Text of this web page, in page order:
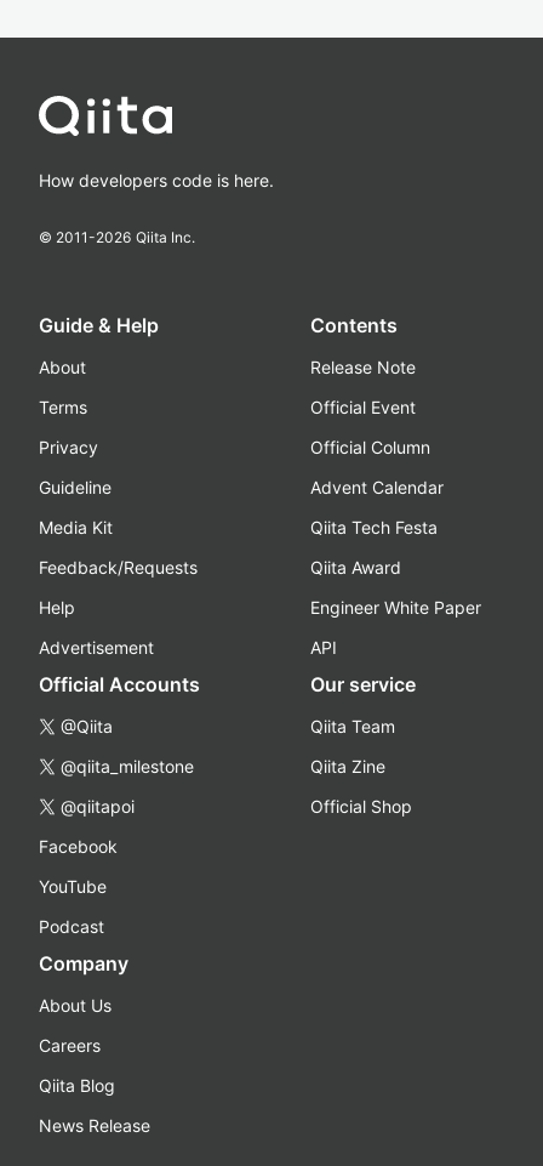
How developers code is here.
© 2011-2026 Qiita Inc.
Guide & Help
About
Terms
Privacy
Guideline
Media Kit
Feedback/Requests
Help
Advertisement
Contents
Release Note
Official Event
Official Column
Advent Calendar
Qiita Tech Festa
Qiita Award
Engineer White Paper
API
Official Accounts
@Qiita
@qiita_milestone
@qiitapoi
Facebook
YouTube
Podcast
Our service
Qiita Team
Qiita Zine
Official Shop
Company
About Us
Careers
Qiita Blog
News Release